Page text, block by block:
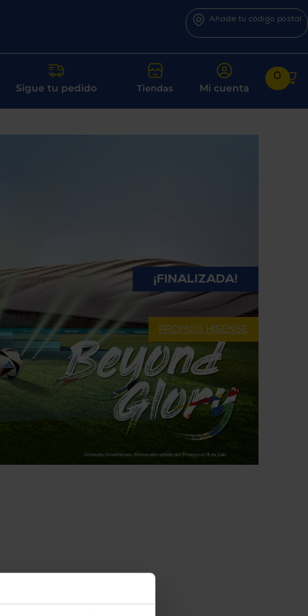
Añade tu código postal
Sigue tu pedido Tiendas Mi cuenta
0
¡FINALIZADA!
PROMOS HISENSE